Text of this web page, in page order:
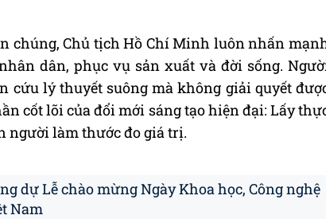
chúng, Chủ tịch Hồ Chí Minh luôn nhấn
dân, phục vụ sản xuất và đời sống.
lý thuyết suông mà không giải quyết
cốt lõi của đổi mới sáng tạo hiện đại: Lấy
người làm thước đo giá trị.
dự Lễ chào mừng Ngày Khoa học, Công nghệ
Nam